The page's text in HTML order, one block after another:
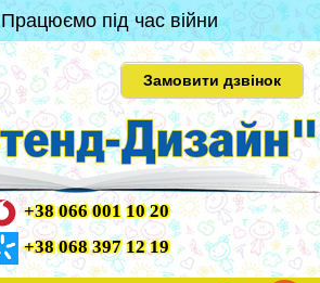
Працюємо під час війни
Замовити дзвінок
+38 066 001 10 20
+38 068 397 12 19